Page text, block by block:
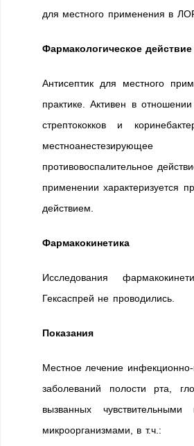
для местного применения в
Фармакологическое действие
Антисептик для местного
практике. Активен в отношении
стрептококков и
противовоспалительное
применении характеризуется
действием.
Фармакокинетика
Исследования
Гексаспрей не проводились.
Показания
Местное лечение инфекционно-
заболеваний полости рта,
вызванных чувствительными
микроорганизмами, в т.ч.: